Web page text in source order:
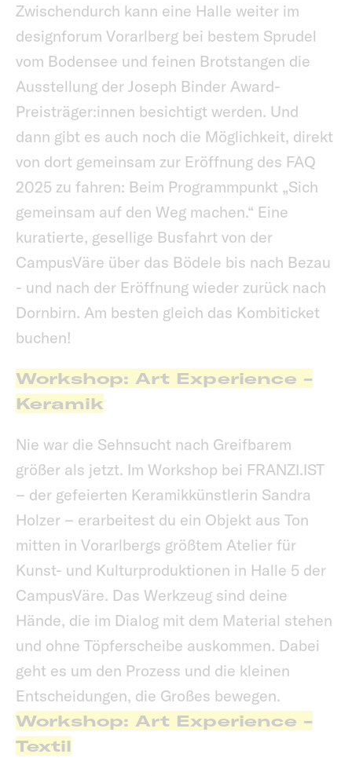
Zwischendurch kann eine Halle weiter im
designforum Vorarlberg bei bestem Sprudel
vom Bodensee und feinen Brotstangen die
Ausstellung der Joseph Binder Award-
Preisträger:innen besichtigt werden. Und
dann gibt es auch noch die Möglichkeit, direkt
von dort gemeinsam zur Eröffnung des FAQ
2025 zu fahren: Beim Programmpunkt „Sich
gemeinsam auf den Weg machen.“ Eine
kuratierte, gesellige Busfahrt von der
CampusVäre über das Bödele bis nach Bezau
- und nach der Eröffnung wieder zurück nach
Dornbirn. Am besten gleich das Kombiticket
buchen!
Workshop: Art Experience -
Keramik
Nie war die Sehnsucht nach Greifbarem
größer als jetzt. Im Workshop bei FRANZI.IST
– der gefeierten Keramikkünstlerin Sandra
Holzer – erarbeitest du ein Objekt aus Ton
mitten in Vorarlbergs größtem Atelier für
Kunst- und Kulturproduktionen in Halle 5 der
CampusVäre. Das Werkzeug sind deine
Hände, die im Dialog mit dem Material stehen
und ohne Töpferscheibe auskommen. Dabei
geht es um den Prozess und die kleinen
Entscheidungen, die Großes bewegen.
Workshop: Art Experience -
Textil